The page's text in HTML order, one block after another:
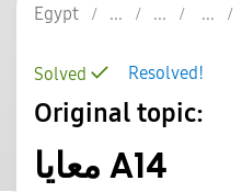
Egypt
Resolved!
Solved
Original topic:
معايا A14